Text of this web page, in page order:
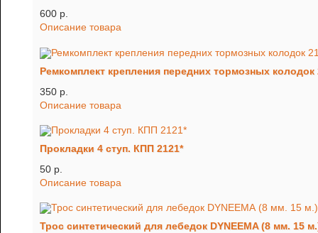
600 p.
Описание товара
Ремкомплект крепления передних тормозных
350 p.
Описание товара
Прокладки 4 ступ. КПП 2121*
50 p.
Описание товара
Трос синтетический для лебедок DYNEEMA (8 мм. 15